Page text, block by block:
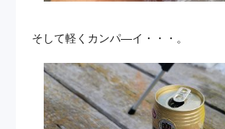
そして軽くカンパ―イ・・・。